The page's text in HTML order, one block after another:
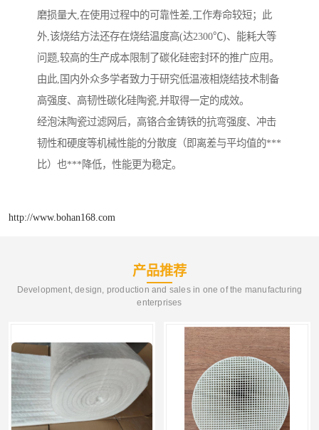
磨损量大,在使用过程中的可靠性差,工作寿命较短；此
外,该烧结方法还存在烧结温度高(达2300℃)、能耗大等
问题,较高的生产成本限制了碳化硅密封环的推广应用。
由此,国内外众多学者致力于研究低温液相烧结技术制备
高强度、高韧性碳化硅陶瓷,并取得一定的成效。
经泡沫陶瓷过滤网后，高铬合金铸铁的抗弯强度、冲击
韧性和硬度等机械性能的分散度（即离差与平均值的***
比）也***降低，性能更为稳定。
http://www.bohan168.com
产品推荐
Development, design, production and sales in one of the manufacturing
enterprises